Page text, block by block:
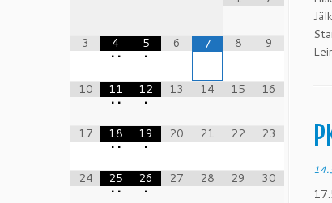
3
4
• •
5
•
6 7 8 9
10
11
• •
12
•
13 14 15 16
17
18
• •
19
•
20 21 22 23
24
25
• •
26
•
27 28 29 30